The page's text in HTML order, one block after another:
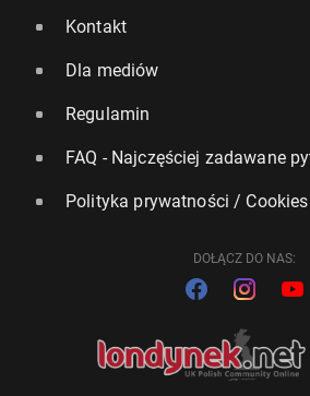
Kontakt
Dla mediów
Regulamin
FAQ - Najczęściej zadawane
Polityka prywatności / Cookies
DOŁĄCZ DO NAS: